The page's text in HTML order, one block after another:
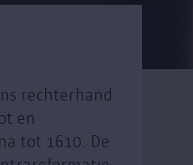
rechterhand.
en
tot 1610. De